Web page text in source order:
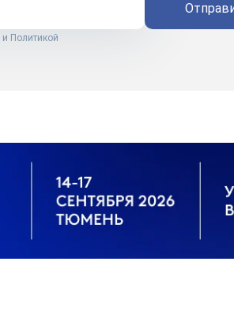
и Политикой